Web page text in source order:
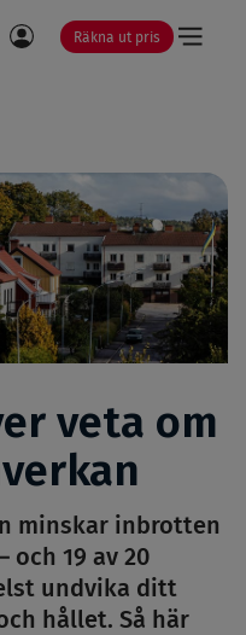
Räkna ut pris
LÄNK
SIDOR
veta om
minskar inbrotten
och 19 av 20
undvika ditt
hållet. Så här